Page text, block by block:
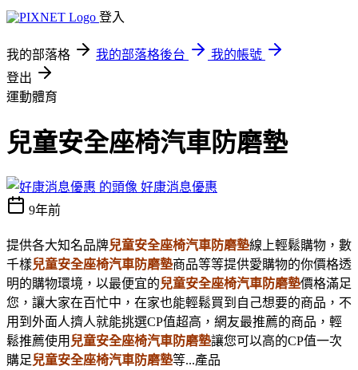
登入
我的部落格 我的部落格後台
我的帳號
登出
運動體育
兒童安全座椅汽車防磨墊
好康消息優惠
9年前
提供各大知名品牌兒童安全座椅汽車防磨墊線上輕鬆購物，數
千樣兒童安全座椅汽車防磨墊商品等等提供愛購物的你價格透
明的購物環境，以最便宜的兒童安全座椅汽車防磨墊價格滿足
您，讓大家在百忙中，在家也能輕鬆買到自己想要的商品，不
用到外面人擠人就能挑選CP值超高，網友最推薦的商品，輕
鬆推薦使用 兒童安全座椅汽車防磨墊讓您可以高的CP值一次
購足兒童安全座椅汽車防磨墊等...產品